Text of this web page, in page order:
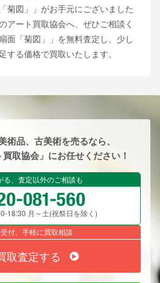
菊図」」がお手元にございました
アート買取協会へ、ぜひご相談く
面「菊図」」を無料査定し、少し
する価格で買取いたします。
術品、古美術を売るなら、
取協会」にお任せください！
る、査定以外のご相談も
18:30 月～土(祝祭日を除く)
付、手軽に買取相談
取査定する